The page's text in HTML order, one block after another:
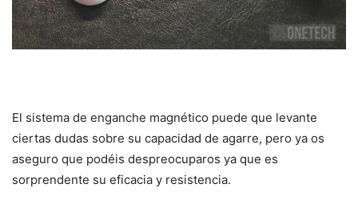
El sistema de enganche magnético puede que levante
ciertas dudas sobre su capacidad de agarre, pero ya os
aseguro que podéis despreocuparos ya que es
sorprendente su eficacia y resistencia.